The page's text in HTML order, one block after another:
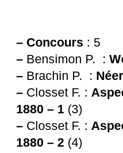
– Concours : 5
– Bensimon P. :
– Brachin P. :
– Closset F. :
1880 – 1 (3)
– Closset F. :
1880 – 2 (4)